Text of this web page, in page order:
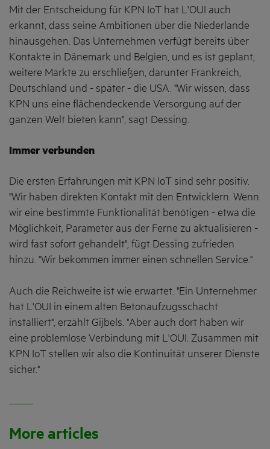
Mit der Entscheidung für KPN IoT hat L'OUI auch
erkannt, dass seine Ambitionen über die Niederlande
hinausgehen. Das Unternehmen verfügt bereits über
Kontakte in Dänemark und Belgien, und es ist geplant,
weitere Märkte zu erschließen, darunter Frankreich,
Deutschland und - später - die USA. "Wir wissen, dass
KPN uns eine flächendeckende Versorgung auf der
ganzen Welt bieten kann", sagt Dessing.
Immer verbunden
Die ersten Erfahrungen mit KPN IoT sind sehr positiv.
"Wir haben direkten Kontakt mit den Entwicklern. Wenn
wir eine bestimmte Funktionalität benötigen - etwa die
Möglichkeit, Parameter aus der Ferne zu aktualisieren -
wird fast sofort gehandelt", fügt Dessing zufrieden
hinzu. "Wir bekommen immer einen schnellen Service."
Auch die Reichweite ist wie erwartet. "Ein Unternehmer
hat L'OUI in einem alten Betonaufzugsschacht
installiert", erzählt Gijbels. "Aber auch dort haben wir
eine problemlose Verbindung mit L'OUI. Zusammen mit
KPN IoT stellen wir also die Kontinuität unserer Dienste
sicher."
More articles